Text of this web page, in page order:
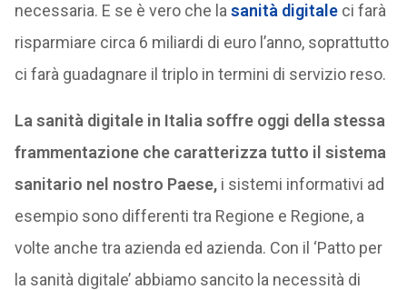
necessaria. E se è vero che la sanità digitaleci farà
risparmiare circa 6 miliardi di euro l’anno, soprattutto
ci farà guadagnare il triplo in termini di servizio reso.
La sanità digitale in Italia soffre oggi della stessa
frammentazione che caratterizza tutto il sistema
sanitario nel nostro Paese, i sistemi informativi ad
esempio sono differenti tra Regione e Regione, a
volte anche tra azienda ed azienda. Con il ‘Patto per
la sanità digitale’ abbiamo sancito la necessità di